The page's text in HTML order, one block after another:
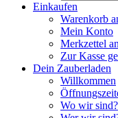
Einkaufen
Warenkorb
Mein Konto
Merkzettel
Zur Kasse
Dein Zauberladen
Willkommen
Wo wir sind?